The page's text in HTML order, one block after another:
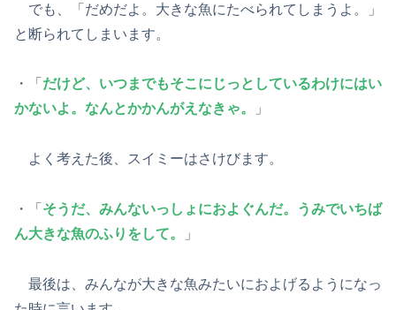
でも、「だめだよ。大きな魚にたべられてしまうよ。」
と断られてしまいます。
・「 だけど、いつまでもそこにじっとしているわけにはい
かないよ。なんとかかんがえなきゃ。
」
よく考えた後、スイミーはさけびます。
・「 そうだ、みんないっしょにおよぐんだ。うみでいちば
ん大きな魚のふりをして。
」
最後は、みんなが大きな魚みたいにおよげるようになっ